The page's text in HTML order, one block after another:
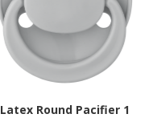
Latex Round Pacifier 1